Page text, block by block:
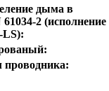
дыма в
61034-2 (исполнение
LS):